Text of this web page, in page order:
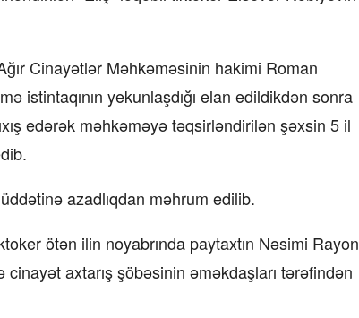
Cinayətlər Məhkəməsinin hakimi Roman
istintaqının yekunlaşdığı elan edildikdən sonra
edərək məhkəməyə təqsirləndirilən şəxsin 5 il
azadlıqdan məhrum edilib.
ötən ilin noyabrında paytaxtın Nəsimi Rayon
axtarış şöbəsinin əməkdaşları tərəfindən